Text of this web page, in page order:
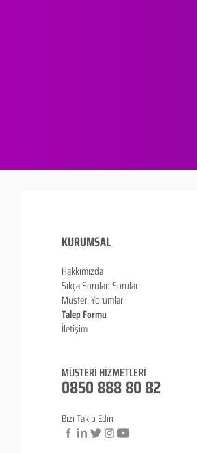
KURUMSAL
Hakkımızda
Sıkça Sorulan Sorular
Müşteri Yorumları
Talep Formu
İletişim
MÜŞTERİ HİZMETLERİ
0850 888 80 82
Bizi Takip Edin